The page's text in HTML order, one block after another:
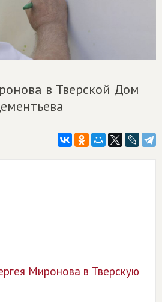
в Тверской Дом
Миронова в Тверскую